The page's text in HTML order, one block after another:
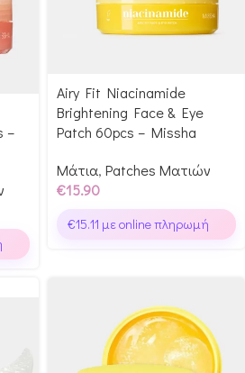
–
Airy Fit Niacinamide
Brightening Face & Eye
Patch 60pcs – Missha
Μάτια, Patches Ματιών
€15.90
€15.11 με online πληρωμή